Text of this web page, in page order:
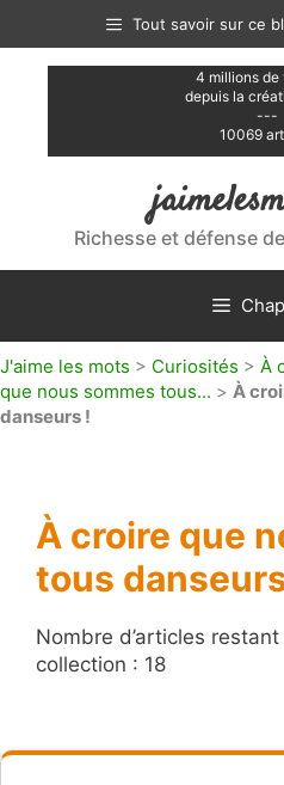
contenu
Tout savoir sur ce
4 millions de
depuis la
---
10069
Richesse et défense
J'aime les mots > Curiosités > À
que nous sommes tous... > À
danseurs !
À croire que
tous
Nombre d’articles
collection : 18